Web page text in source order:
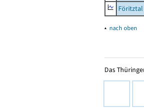
Föritztal
▴ nach oben
Das